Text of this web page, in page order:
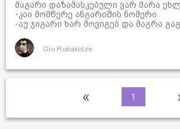
მაგარი დაზამასკებული ვარ მარა
-კაი მომწერე ანგარიშის ნომერი
-აუ ჯიგარი ხარ მოვიგებ და მაგრა
Gio Robakidze
« 1